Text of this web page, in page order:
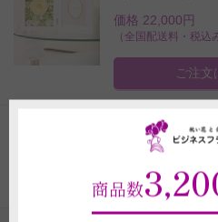
価格 22,000円
（全国配送料・税込
ご注文
1
商品数